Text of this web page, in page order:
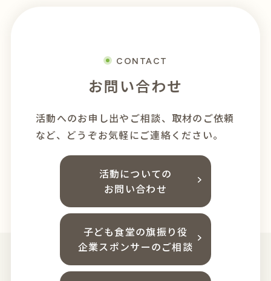
CONTACT
お問い合わせ
活動へのお申し出やご相談、 取材のご依頼
など、どうぞお気軽にご連絡ください。
活動についての
お問い合わせ
子ども食堂の旗振り役
企業スポンサーのご相談